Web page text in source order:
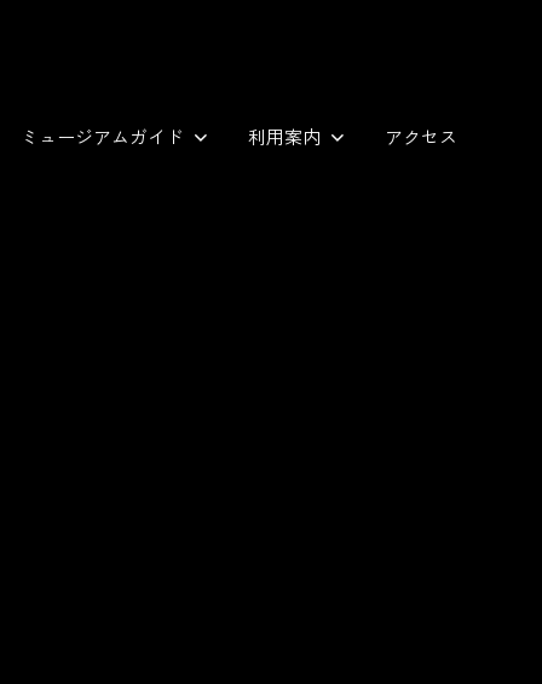
ミュージアムガイド 利用案内 アクセス